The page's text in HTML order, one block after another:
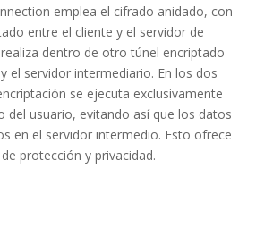
emplea el cifrado anidado, con
entre el cliente y el servidor de
dentro de otro túnel encriptado
el servidor intermediario. En los dos
se ejecuta exclusivamente
del usuario, evitando así que los datos
en el servidor intermedio. Esto ofrece
protección y privacidad.